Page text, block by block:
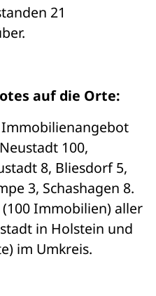
21
auf die Orte:
100,
8, Bliesdorf 5,
3, Schashagen 8.
Immobilien) aller
in Holstein und
im Umkreis.